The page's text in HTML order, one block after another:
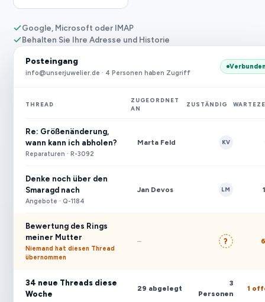
Google, Microsoft oder IMAP
Behalten Sie Ihre Adresse und Historie
Posteingang
info@unserjuwelier.de · 4 Personen haben Zugriff
THREAD
ZUGEORDNET
AN
ZUSTÄNDIG
Re: Größenänderung,
wann kann ich abholen?
Reparaturen · R-3092
Marta Feld KV
Denke noch über den
Smaragd nach
Angebote · Q-1184
Jan Devos LM
Bewertung des Rings
meiner Mutter
Niemand hat diesen Thread
übernommen
– ?
34 neue Threads diese
Woche
29 abgelegt
3
Personen
1